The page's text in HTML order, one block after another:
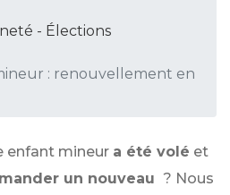
- Élections
: renouvellement en
enfant mineur a été volé et
un nouveau ? Nous